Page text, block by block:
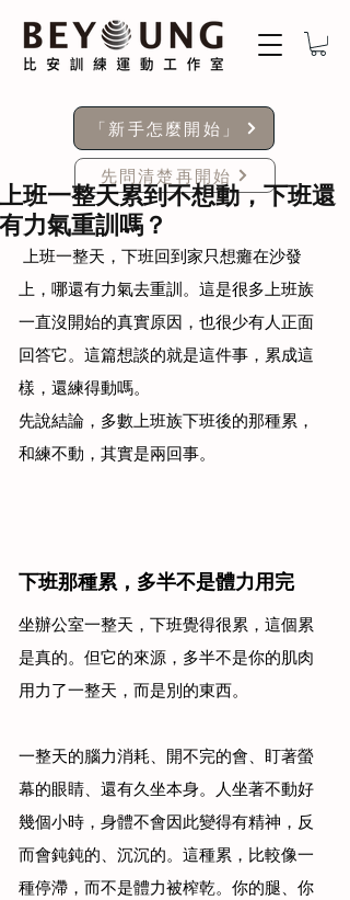
「新手怎麼開始」
先問清楚再開始
上班一整天累到不想動，下班還
有力氣重訓嗎？
上，哪還有力氣去重訓。這是很多上班族
一直沒開始的真實原因，也很少有人正面
回答它。這篇想談的就是這件事，累成這
樣，還練得動嗎。
先說結論，多數上班族下班後的那種累，
和練不動，其實是兩回事。
下班那種累，多半不是體力用完
坐辦公室一整天，下班覺得很累，這個累
是真的。但它的來源，多半不是你的肌肉
用力了一整天，而是別的東西。
一整天的腦力消耗、開不完的會、盯著螢
幕的眼睛、還有久坐本身。人坐著不動好
幾個小時，身體不會因此變得有精神，反
而會鈍鈍的、沉沉的。這種累，比較像一
種停滯，而不是體力被榨乾。你的腿、你